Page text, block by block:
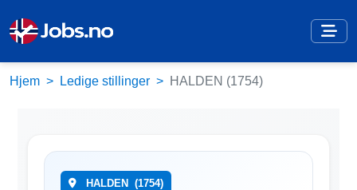
Hjem Ledige stillinger HALDEN (1754)
HALDEN (1754)